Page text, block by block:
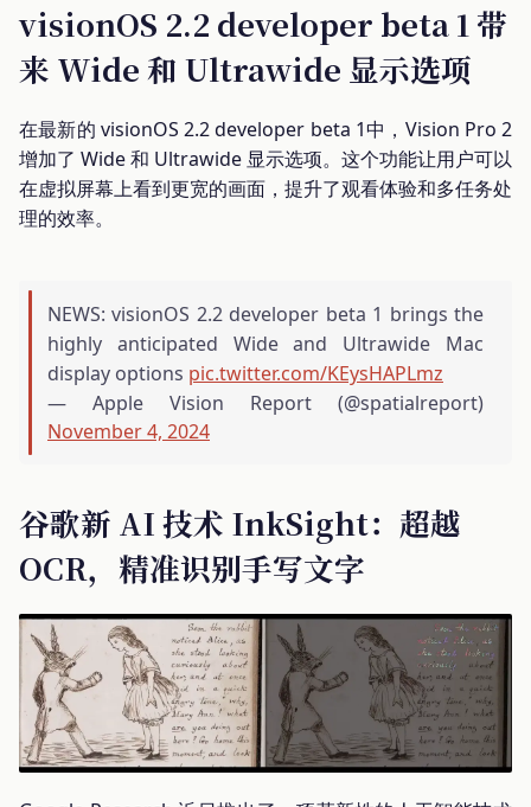
visionOS 2.2 developer beta 1 带
来 Wide 和 Ultrawide 显示选项
在最新的 visionOS 2.2 developer beta 1中，Vision Pro 2
增加了 Wide 和 Ultrawide 显示选项。这个功能让用户可以
在虚拟屏幕上看到更宽的画面，提升了观看体验和多任务处
理的效率。
NEWS: visionOS 2.2 developer beta 1 brings the
highly anticipated Wide and Ultrawide Mac
display options pic.twitter.com/KEysHAPLmz
— Apple Vision Report (@spatialreport)
November 4, 2024
谷歌新 AI 技术 InkSight：超越
OCR，精准识别手写文字